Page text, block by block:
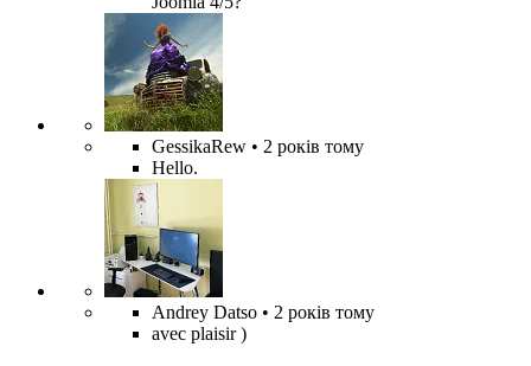
GessikaRew • 2 років тому
Hello.
Andrey Datso • 2 років тому
avec plaisir )